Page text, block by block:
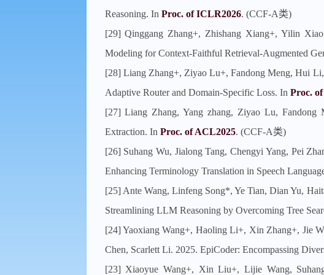
Reasoning. In Proc. of ICLR2026. (CCF-A类)
[29] Qinggang Zhang+, Zhishang Xiang+, Yilin
Modeling for Context-Faithful Retrieval-Augmented
[28] Liang Zhang+, Ziyao Lu+, Fandong Meng, Hui Li,
Adaptive Router and Domain-Specific Loss. In Proc.
[27] Liang Zhang, Yang zhang, Ziyao Lu, Fandong
Extraction. In Proc. of ACL2025. (CCF-A类)
[26] Suhang Wu, Jialong Tang, Chengyi Yang, Pei
Enhancing Terminology Translation in Speech
[25] Ante Wang, Linfeng Song*, Ye Tian, Dian Yu,
Streamlining LLM Reasoning by Overcoming Tree
[24] Yaoxiang Wang+, Haoling Li+, Xin Zhang+, Jie
Chen, Scarlett Li. 2025. EpiCoder: Encompassing
[23] Xiaoyue Wang+, Xin Liu+, Lijie Wang,